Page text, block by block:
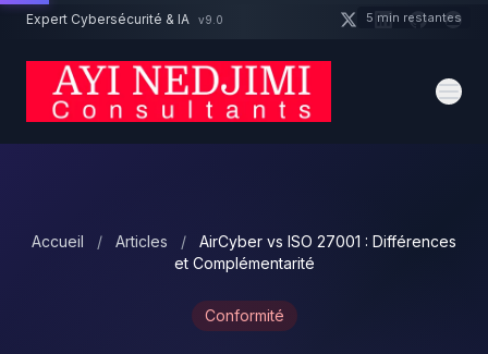
Aller au contenu principal
Expert Cybersécurité & IA v9.0
Accueil / Articles /
AirCyber vs ISO 27001 : Différences
et Complémentarité
Conformité
Un projet cybersécurité ? 5 min restantes